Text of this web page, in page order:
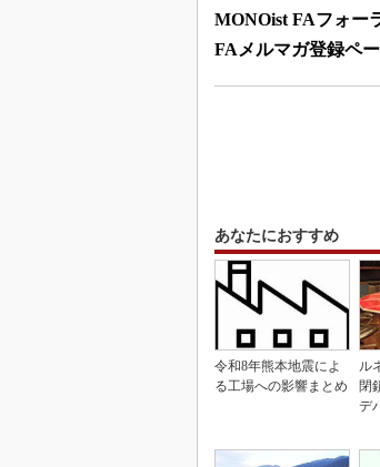
MONOist FAフォー
FAメルマガ登録ペ
あなたにおすすめ
令和8年熊本地震によ
る工場への影響まとめ
ル
閉
デ